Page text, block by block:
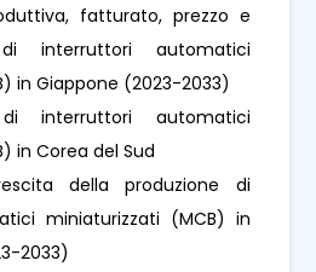
fatturato, prezzo e
interruttori automatici
in Giappone (2023-2033)
interruttori automatici
in Corea del Sud
della produzione di
miniaturizzati (MCB) in
2033)